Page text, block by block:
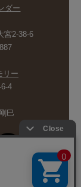
ダー
宮2-38-6
リー
4
巳